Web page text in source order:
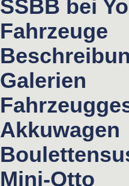
SSBB bei
Fahrzeuge
Galerien
Akkuwagen
Mini-Otto